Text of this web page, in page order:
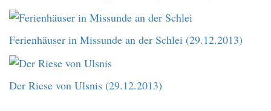
Ferienhäuser in Missunde an der Schlei (29.12.2013)
Der Riese von Ulsnis (29.12.2013)